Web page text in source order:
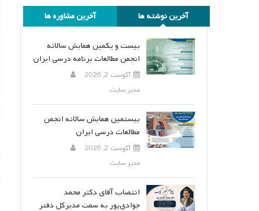
آخرین نوشته ها آخرین مشاوره ها
بیست و یکمین همایش سالانه
انجمن مطالعات برنامه درسی ایران
آگوست 2, 2026
مدیر سایت
بیستمین همایش سالانه انجمن
مطالعات درسی ایران
آگوست 2, 2026
مدیر سایت
انتصاب آقای دکتر محمد
جوادی‌پور به سمت مدیرکل دفتر